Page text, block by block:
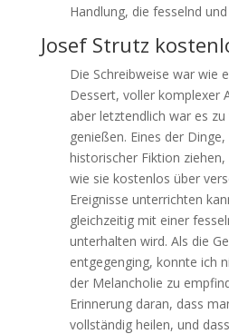
Handlung, die fesselnd
Josef Strutz
Die Schreibweise war wie
Dessert, voller komplexer
aber letztendlich war es
genießen. Eines der
historischer Fiktion
wie sie kostenlos über
Ereignisse unterrichten
gleichzeitig mit einer
unterhalten wird. Als die
entgegenging, konnte ich
der Melancholie zu
Erinnerung daran, dass
vollständig heilen, und